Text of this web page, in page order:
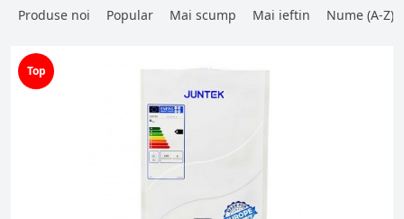
Produse noi Popular Mai scump Mai ieftin Nume (A-Z)
Top